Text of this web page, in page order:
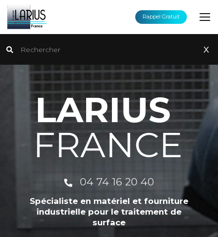
Aller
au
contenu
principal
Rechercher
x
Rappel Gratuit
04 74 16 20 40
Spécialiste en matériel et fourniture
industrielle pour le traitement de
surface